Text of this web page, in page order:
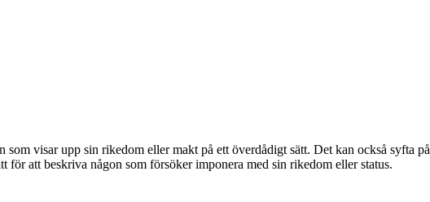
visar upp sin rikedom eller makt på ett överdådigt sätt. Det kan också syfta på
att beskriva någon som försöker imponera med sin rikedom eller status.